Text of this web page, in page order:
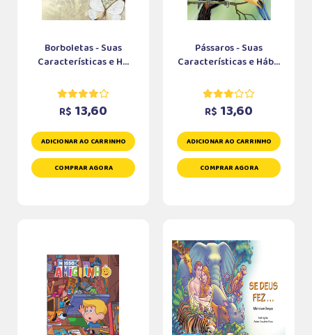
Borboletas - Suas
Características e H...
R$ 13,60
ADICIONAR AO CARRINHO
COMPRAR AGORA
Pássaros - Suas
Características e Háb...
R$ 13,60
ADICIONAR AO CARRINHO
COMPRAR AGORA